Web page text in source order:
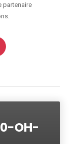
partenaire
OH-